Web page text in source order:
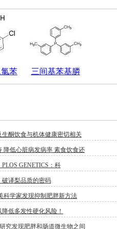
氯苯 三间基苯基膦
生酮饮食与机体健康密切相关
降低心脏病发病率 素食饮食还
GENETICS：科
破译梨品质的密码
科学家发现抑制肥胖新方法
低多发性硬化风险！
究发现肥胖和肠道微生物之间